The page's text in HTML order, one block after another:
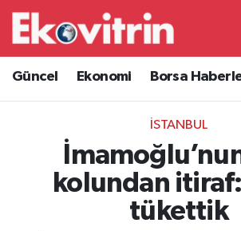
Güncel Ekonomi Borsa
İSTANBUL
kolundan itiraf:
tükettik
Güncel
Ekonomi
Borsa Haberleri
İş Dünyası
Hava Durumu
Trafik Durumu
Süper Lig Puan Durumu ve
Tüm Manşetler
Son Dakika Haberleri